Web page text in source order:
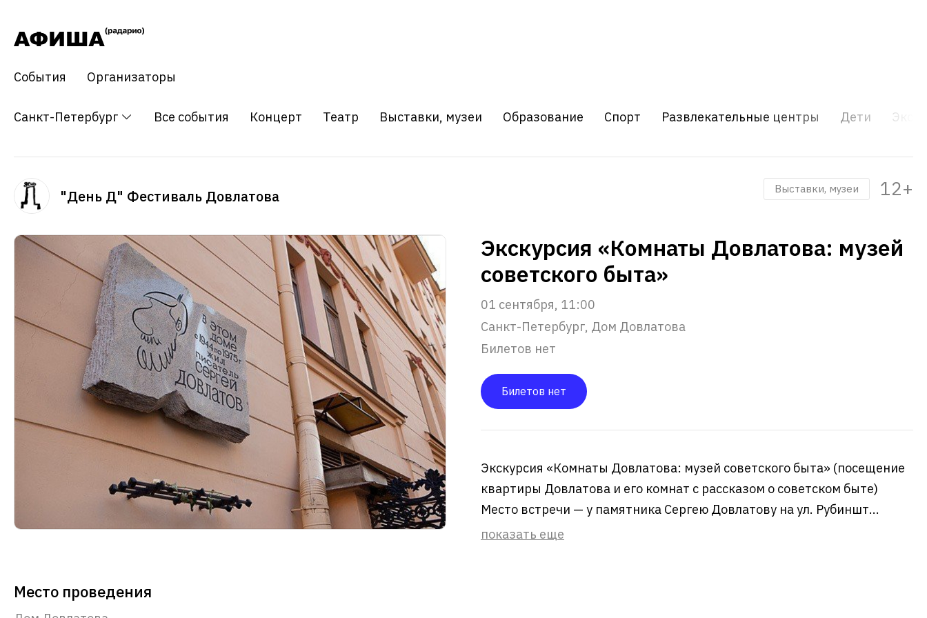
События Организаторы
Санкт-Петербург Все события Концерт Театр Выставки, музеи Образование Спорт Развлекательные центры Дети
"День Д" Фестиваль Довлатова Выставки, музеи 12+
Экскурсия «Комнаты Довлатова: музей
советского быта»
01 сентября, 11:00
Санкт-Петербург, Дом Довлатова
Билетов нет
Билетов нет
Экскурсия «Комнаты Довлатова: музей советского быта» (посещение
квартиры Довлатова и его комнат с рассказом о советском быте)
Место встречи — у памятника Сергею Довлатову на ул. Рубиншт...
показать еще
Место проведения